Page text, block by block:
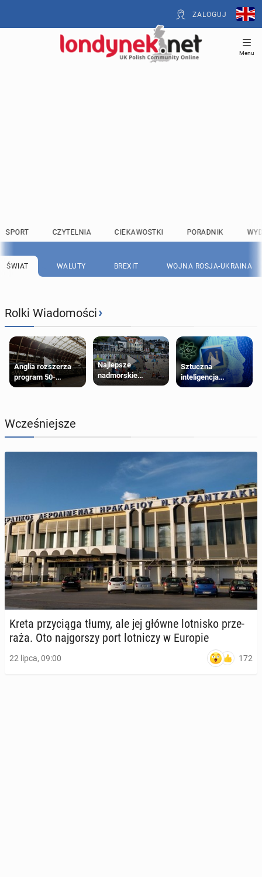
ZALOGUJ
Menu
SPORT CZYTELNIA CIEKAWOSTKI PORADNIK
ŚWIAT WALUTY BREXIT WOJNA ROSJA-UKRAINA
Rolki Wiadomości›
Anglia rozszerza
program 50-
procentowych
Najlepsze
nadmorskie
miasteczko blisko
Sztuczna
inteligencja
próbowała oszukać
Wcześniejsze
Kreta przy­cią­ga tłumy, ale jej główne lot­ni­sko prze­
ra­ża. Oto naj­gor­szy port lot­ni­czy w Europie
22 lipca, 09:00 172